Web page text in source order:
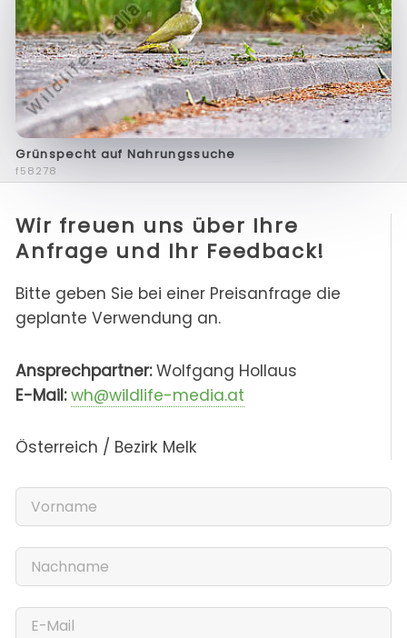
Grünspecht auf Nahrungssuche
f58278
Wir freuen uns über Ihre
Anfrage und Ihr Feedback!
Bitte geben Sie bei einer Preisanfrage die
geplante Verwendung an.
Ansprechpartner:Wolfgang Hollaus
E-Mail: wh@wildlife-media.at
Österreich / Bezirk Melk